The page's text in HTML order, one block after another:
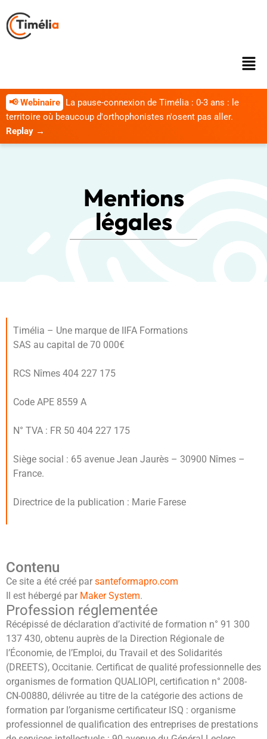
📢 Webinaire
La pause-connexion de Timélia : 0-3 ans : le
territoire où beaucoup d'orthophonistes n'osent pas aller.
Replay →
Mentions
légales
Timélia – Une marque de IIFA Formations
SAS au capital de 70 000€
RCS Nîmes 404 227 175
Code APE 8559 A
N° TVA : FR 50 404 227 175
Siège social : 65 avenue Jean Jaurès – 30900 Nîmes –
France.
Directrice de la publication : Marie Farese
Contenu
Ce site a été créé par santeformapro.com
Il est hébergé par Maker System.
Profession réglementée
Récépissé de déclaration d’activité de formation n° 91 300
137 430, obtenu auprès de la Direction Régionale de
l’Économie, de l’Emploi, du Travail et des Solidarités
(DREETS), Occitanie. Certificat de qualité professionnelle des
organismes de formation QUALIOPI, certification n° 2008-
CN-00880, délivrée au titre de la catégorie des actions de
formation par l’organisme certificateur ISQ : organisme
professionnel de qualification des entreprises de prestations